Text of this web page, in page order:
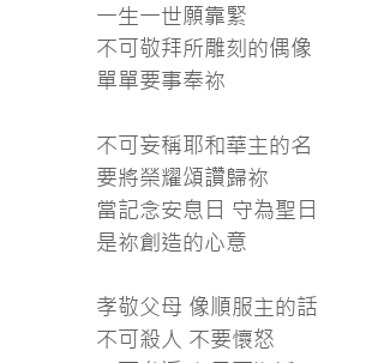
一生一世願靠緊
不可敬拜所雕刻的偶像
單單要事奉祢
不可妄稱耶和華主的名
要將榮耀頌讚歸祢
當記念安息日 守為聖日
是祢創造的心意
孝敬父母 像順服主的話
不可殺人 不要懷怒